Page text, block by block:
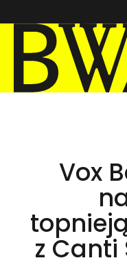
BWA Wrocław
Galerie Sztuki
Vox
z Canti